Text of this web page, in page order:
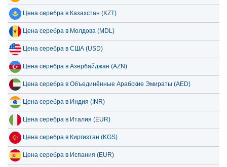
12 июля 2026 9,108.98 292.89
11 июля 2026 9,108.98 292.89
10 июля 2026 9,077.84 291.89
Цена серебра в Казахстан (KZT)
Цена серебра в Молдова (MDL)
Цена серебра в США (USD)
Цена серебра в Азербайджан (AZN)
Цена серебра в Объединённые Арабские Эмираты (AED)
Цена серебра в Индия (INR)
Цена серебра в Италия (EUR)
Цена серебра в Киргизтан (KGS)
Цена серебра в Испания (EUR)